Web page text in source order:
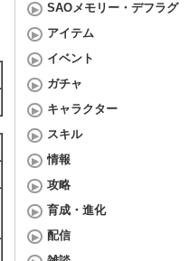
SAOメモリー・デフラグ
アイテム
イベント
ガチャ
キャラクター
スキル
情報
攻略
育成・進化
配信